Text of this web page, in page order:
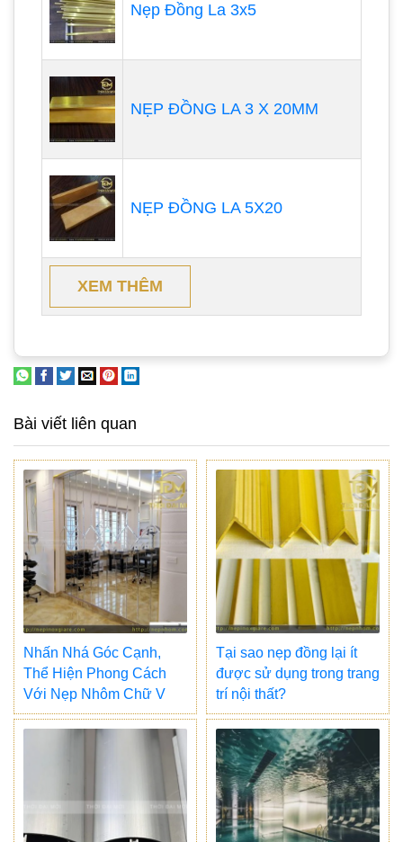
Nẹp Đồng La 3x5
NẸP ĐỒNG LA 3 X 20MM
NẸP ĐỒNG LA 5X20
XEM THÊM
Bài viết liên quan
Nhấn Nhá Góc Cạnh,
Thể Hiện Phong Cách
Với Nẹp Nhôm Chữ V
Tại sao nẹp đồng lại ít
được sử dụng trong trang
trí nội thất?